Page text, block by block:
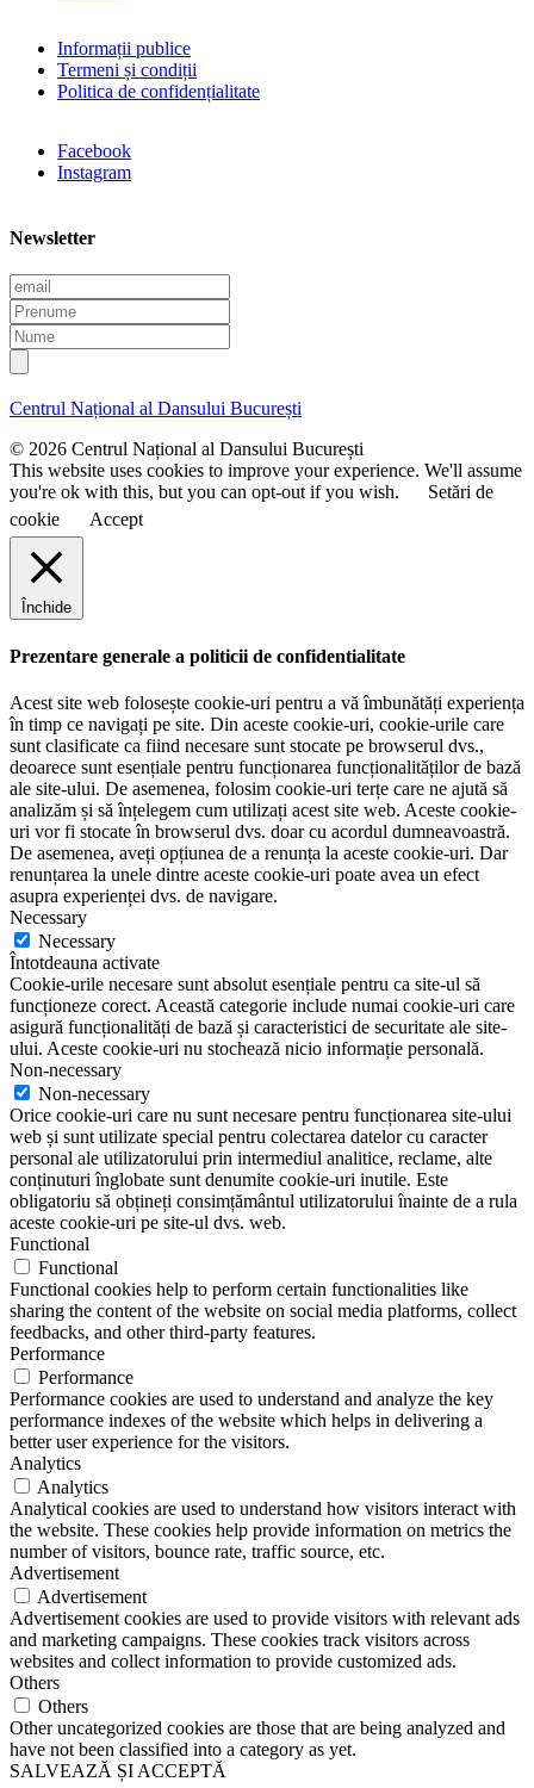
Informații publice
Termeni și condiții
Politica de confidențialitate
Facebook
Instagram
Newsletter
E
m
a
i
l
P
r
e
n
m
N
u
m
e
Centrul Național al Dansului București
© 2026 Centrul Național al Dansului București
This website uses cookies to improve your experience. We'll assume
you're ok with this, but you can opt-out if you wish.
Setări de
cookie
Accept
Închide
Prezentare generale a politicii de confidentialitate
Acest site web folosește cookie-uri pentru a vă îmbunătăți experiența
în timp ce navigați pe site. Din aceste cookie-uri, cookie-urile care
sunt clasificate ca fiind necesare sunt stocate pe browserul dvs.,
deoarece sunt esențiale pentru funcționarea funcționalităților de bază
ale site-ului. De asemenea, folosim cookie-uri terțe care ne ajută să
analizăm și să înțelegem cum utilizați acest site web. Aceste cookie-
uri vor fi stocate în browserul dvs. doar cu acordul dumneavoastră.
De asemenea, aveți opțiunea de a renunța la aceste cookie-uri. Dar
renunțarea la unele dintre aceste cookie-uri poate avea un efect
asupra experienței dvs. de navigare.
Necessary
Necessary
Întotdeauna activate
Cookie-urile necesare sunt absolut esențiale pentru ca site-ul să
funcționeze corect. Această categorie include numai cookie-uri care
asigură funcționalități de bază și caracteristici de securitate ale site-
ului. Aceste cookie-uri nu stochează nicio informație personală.
Non-necessary
Non-necessary
Orice cookie-uri care nu sunt necesare pentru funcționarea site-ului
web și sunt utilizate special pentru colectarea datelor cu caracter
personal ale utilizatorului prin intermediul analitice, reclame, alte
conținuturi înglobate sunt denumite cookie-uri inutile. Este
obligatoriu să obțineți consimțământul utilizatorului înainte de a rula
aceste cookie-uri pe site-ul dvs. web.
Functional
Functional
Functional cookies help to perform certain functionalities like
sharing the content of the website on social media platforms, collect
feedbacks, and other third-party features.
Performance
Performance
Performance cookies are used to understand and analyze the key
performance indexes of the website which helps in delivering a
better user experience for the visitors.
Analytics
Analytics
Analytical cookies are used to understand how visitors interact with
the website. These cookies help provide information on metrics the
number of visitors, bounce rate, traffic source, etc.
Advertisement
Advertisement
Advertisement cookies are used to provide visitors with relevant ads
and marketing campaigns. These cookies track visitors across
websites and collect information to provide customized ads.
Others
Others
Other uncategorized cookies are those that are being analyzed and
have not been classified into a category as yet.
SALVEAZĂ ȘI ACCEPTĂ